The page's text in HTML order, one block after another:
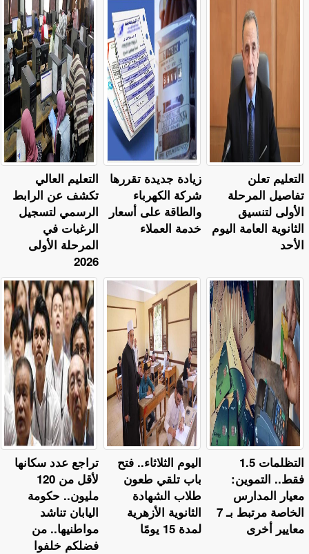
التعليم العالي
تكشف عن الرابط
الرسمي لتسجيل
الرغبات في
المرحلة الأولى
2026
زيادة جديدة تقررها
شركة الكهرباء
والطاقة على أسعار
خدمة العملاء
التعليم تعلن
تفاصيل المرحلة
الأولى لتنسيق
الثانوية العامة اليوم
الأحد
تراجع عدد سكانها
لأقل من 120
مليون.. حكومة
اليابان تناشد
مواطنيها.. من
فضلكم خلفوا
اليوم الثلاثاء.. فتح
باب تلقي طعون
طلاب الشهادة
الثانوية الأزهرية
لمدة 15 يومًا
التظلمات 1.5
فقط.. التموين:
معيار المدارس
الخاصة مرتبط بـ 7
معايير أخرى